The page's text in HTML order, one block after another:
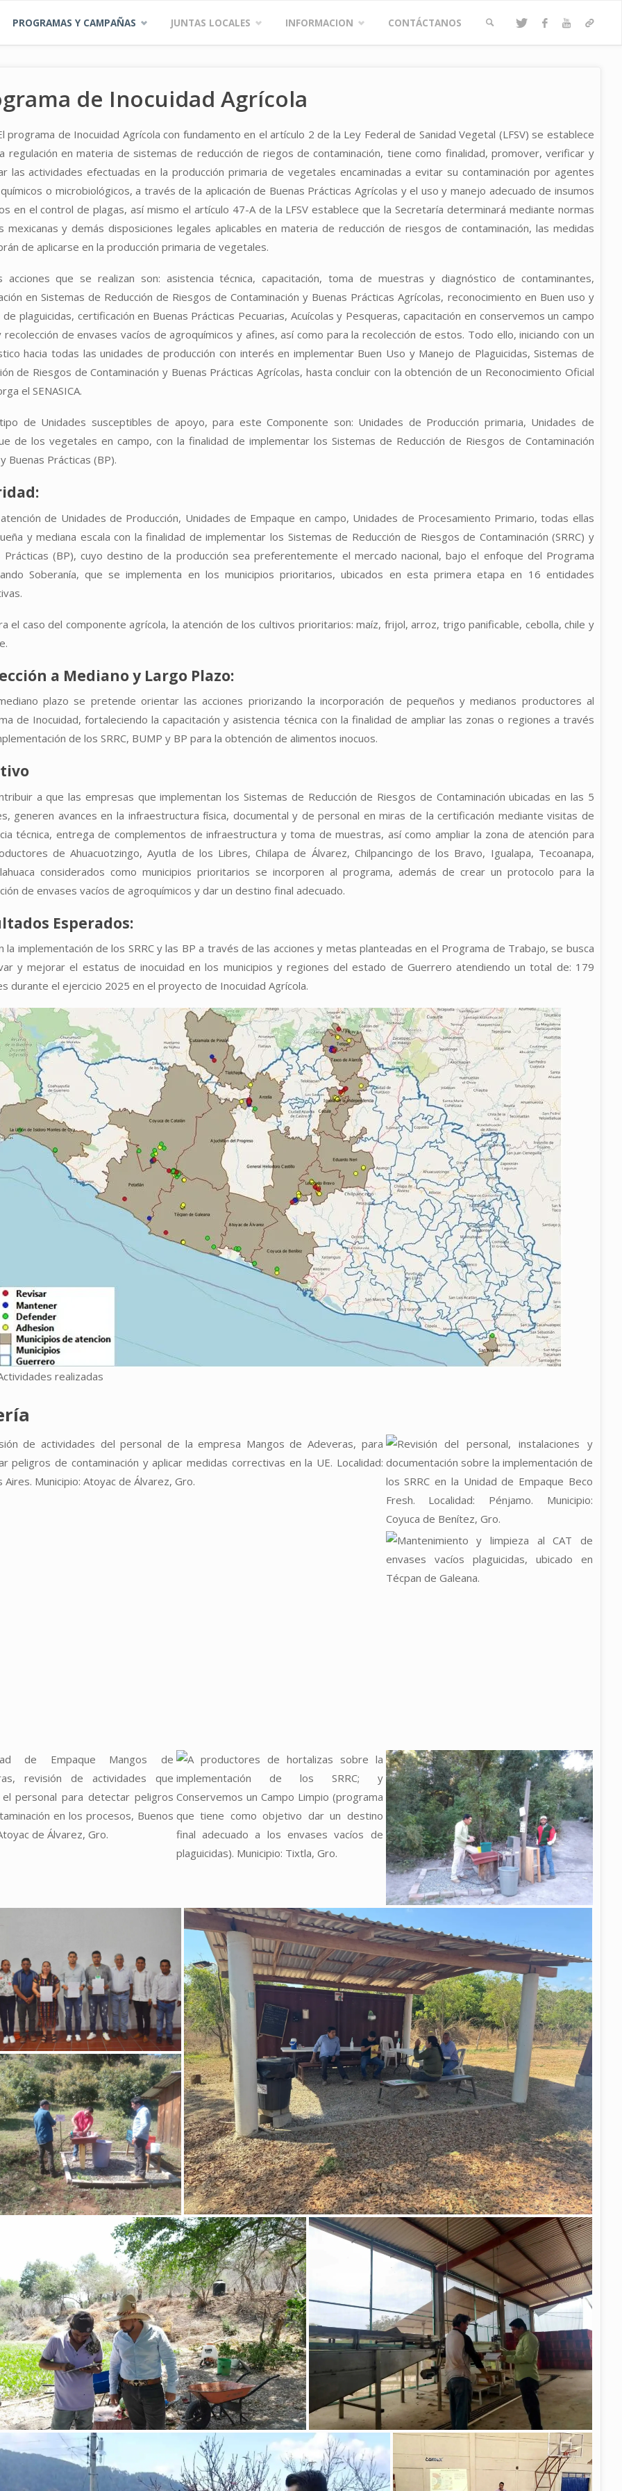
PROGRAMAS Y CAMPAÑAS JUNTAS LOCALES INFORMACION CONTÁCTANOS
de Inocuidad Agrícola
programa de Inocuidad Agrícola con fundamento en el artículo 2 de la Ley Federal de Sanidad Vegetal (LFSV) se establece
regulación en materia de sistemas de reducción de riegos de contaminación, tiene como finalidad, promover, verificar y
las actividades efectuadas en la producción primaria de vegetales encaminadas a evitar su contaminación por agentes
o microbiológicos, a través de la aplicación de Buenas Prácticas Agrícolas y el uso y manejo adecuado de insumos
en el control de plagas, así mismo el artículo 47-A de la LFSV establece que la Secretaría determinará mediante normas
mexicanas y demás disposiciones legales aplicables en materia de reducción de riesgos de contaminación, las medidas
de aplicarse en la producción primaria de vegetales.
acciones que se realizan son: asistencia técnica, capacitación, toma de muestras y diagnóstico de contaminantes,
en Sistemas de Reducción de Riesgos de Contaminación y Buenas Prácticas Agrícolas, reconocimiento en Buen uso y
plaguicidas, certificación en Buenas Prácticas Pecuarias, Acuícolas y Pesqueras, capacitación en conservemos un campo
recolección de envases vacíos de agroquímicos y afines, así como para la recolección de estos. Todo ello, iniciando con un
hacia todas las unidades de producción con interés en implementar Buen Uso y Manejo de Plaguicidas, Sistemas de
de Riesgos de Contaminación y Buenas Prácticas Agrícolas, hasta concluir con la obtención de un Reconocimiento Oficial
el SENASICA.
de Unidades susceptibles de apoyo, para este Componente son: Unidades de Producción primaria, Unidades de
de los vegetales en campo, con la finalidad de implementar los Sistemas de Reducción de Riesgos de Contaminación
y Buenas Prácticas (BP).
de Unidades de Producción, Unidades de Empaque en campo, Unidades de Procesamiento Primario, todas ellas
y mediana escala con la finalidad de implementar los Sistemas de Reducción de Riesgos de Contaminación (SRRC) y
Prácticas (BP), cuyo destino de la producción sea preferentemente el mercado nacional, bajo el enfoque del Programa
Soberanía, que se implementa en los municipios prioritarios, ubicados en esta primera etapa en 16 entidades
el caso del componente agrícola, la atención de los cultivos prioritarios: maíz, frijol, arroz, trigo panificable, cebolla, chile y
a Mediano y Largo Plazo:
plazo se pretende orientar las acciones priorizando la incorporación de pequeños y medianos productores al
de Inocuidad, fortaleciendo la capacitación y asistencia técnica con la finalidad de ampliar las zonas o regiones a través
de los SRRC, BUMP y BP para la obtención de alimentos inocuos.
a que las empresas que implementan los Sistemas de Reducción de Riesgos de Contaminación ubicadas en las 5
generen avances en la infraestructura física, documental y de personal en miras de la certificación mediante visitas de
técnica, entrega de complementos de infraestructura y toma de muestras, así como ampliar la zona de atención para
de Ahuacuotzingo, Ayutla de los Libres, Chilapa de Álvarez, Chilpancingo de los Bravo, Igualapa, Tecoanapa,
considerados como municipios prioritarios se incorporen al programa, además de crear un protocolo para la
de envases vacíos de agroquímicos y dar un destino final adecuado.
Esperados:
la implementación de los SRRC y las BP a través de las acciones y metas planteadas en el Programa de Trabajo, se busca
y mejorar el estatus de inocuidad en los municipios y regiones del estado de Guerrero atendiendo un total de: 179
durante el ejercicio 2025 en el proyecto de Inocuidad Agrícola.
realizadas